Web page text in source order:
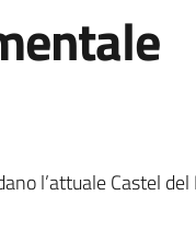
l’attuale Castel